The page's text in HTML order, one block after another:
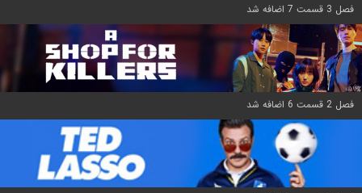
فصل 3 قسمت 7 اضافه شد
فصل 2 قسمت 6 اضافه شد